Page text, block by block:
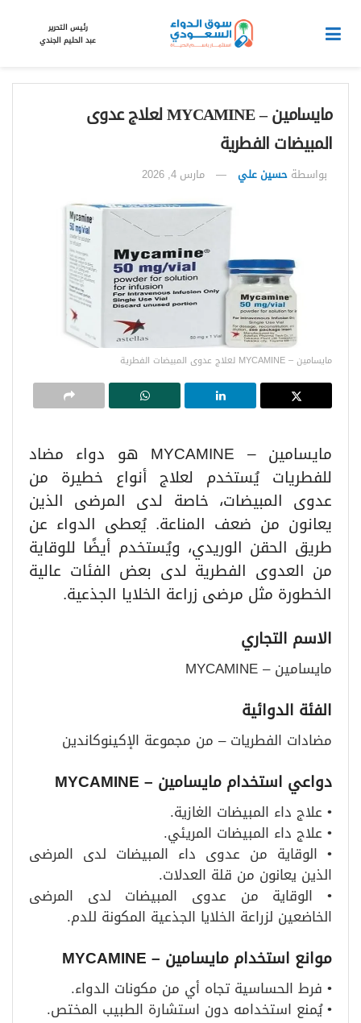
رئيس التحرير
عبد الحليم الجندي
مايسامين – MYCAMINE لعلاج عدوى
المبيضات الفطرية
بواسطة حسين علي مارس 4, 2026
مايسامين – MYCAMINE لعلاج عدوى المبيضات الفطرية
مايسامين – MYCAMINE هو دواء مضاد
للفطريات يُستخدم لعلاج أنواع خطيرة من
عدوى المبيضات، خاصة لدى المرضى الذين
يعانون من ضعف المناعة. يُعطى الدواء عن
طريق الحقن الوريدي، ويُستخدم أيضًا للوقاية
من العدوى الفطرية لدى بعض الفئات عالية
الخطورة مثل مرضى زراعة الخلايا الجذعية.
الاسم التجاري
مايسامين – MYCAMINE
الفئة الدوائية
مضادات الفطريات – من مجموعة الإكينوكاندين
دواعي استخدام مايسامين – MYCAMINE
• علاج داء المبيضات الغازية.
• علاج داء المبيضات المريئي.
• الوقاية من عدوى داء المبيضات لدى المرضى
الذين يعانون من قلة العدلات.
• الوقاية من عدوى المبيضات لدى المرضى
الخاضعين لزراعة الخلايا الجذعية المكونة للدم.
موانع استخدام مايسامين – MYCAMINE
• فرط الحساسية تجاه أي من مكونات الدواء.
• يُمنع استخدامه دون استشارة الطبيب المختص.